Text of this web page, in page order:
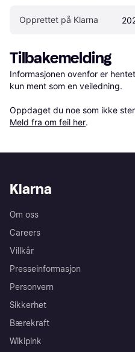
Opprettet på Klarna
Tilbakemelding
Informasjonen ovenfor er
kun ment som en veiledning.
Oppdaget du noe som ikke
Meld fra om feil her.
Klarna
Om oss
Careers
Villkår
Presseinformasjon
Personvern
Sikkerhet
Bærekraft
Wikipink